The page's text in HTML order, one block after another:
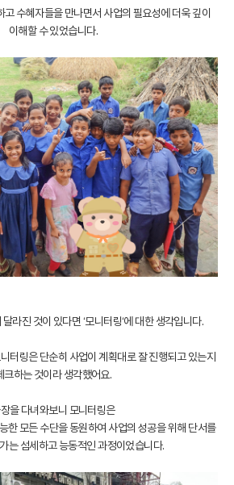
고 수혜자들을 만나면서 사업의 필요성에 더욱 깊이
이해할 수 있었습니다.
라진 것이 있다면 ‘모니터링‘에 대한 생각입니다.
터링은 단순히 사업이 계획대로 잘 진행되고 있는지
크하는 것이라 생각했어요.
을 다녀와보니 모니터링은
능한 모든 수단을 동원하여 사업의 성공을 위해 단서를
는 섬세하고 능동적인 과정이었습니다.